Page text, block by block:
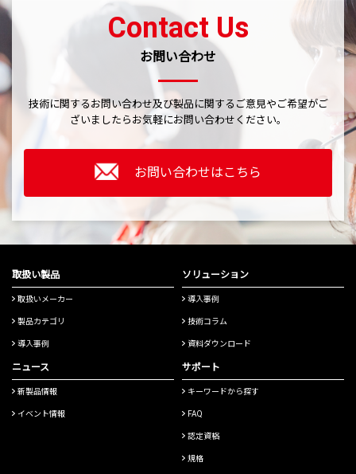
Contact Us
お問い合わせ
技術に関するお問い合わせ及び製品に関するご意見やご希望がご
ざいましたら お気軽にお問い合わせください。
お問い合わせはこちら
取扱い製品
取扱いメーカー
製品カテゴリ
導入事例
ソリューション
導入事例
技術コラム
資料ダウンロード
ニュース
新製品情報
イベント情報
サポート
キーワードから探す
FAQ
認定資格
規格